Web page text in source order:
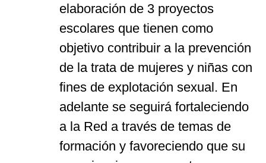
elaboración de 3 proyectos
escolares que tienen como
objetivo contribuir a la prevención
de la trata de mujeres y niñas con
fines de explotación sexual. En
adelante se seguirá fortaleciendo
a la Red a través de temas de
formación y favoreciendo que su